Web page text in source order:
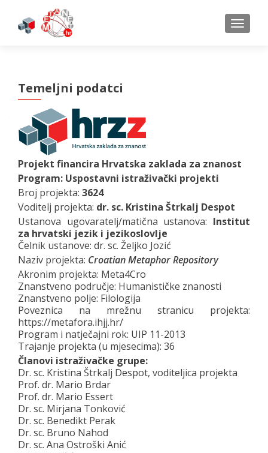
Temeljni podatci
Projekt financira Hrvatska zaklada za znanost
Program: Uspostavni istraživački projekti
Broj projekta: 3624
Voditelj projekta: dr. sc. Kristina Štrkalj Despot
Ustanova ugovaratelj/matična ustanova: Institut
za hrvatski jezik i jezikoslovlje
Čelnik ustanove: dr. sc. Željko Jozić
Naziv projekta: Croatian Metaphor Repository
Akronim projekta: Meta4Cro
Znanstveno područje: Humanističke znanosti
Znanstveno polje: Filologija
Poveznica na mrežnu stranicu projekta:
https://metafora.ihjj.hr/
Program i natječajni rok: UIP 11-2013
Trajanje projekta (u mjesecima): 36
Članovi istraživačke grupe:
Dr. sc. Kristina Štrkalj Despot, voditeljica projekta
Prof. dr. Mario Brdar
Prof. dr. Mario Essert
Dr. sc. Mirjana Tonković
Dr. sc. Benedikt Perak
Dr. sc. Bruno Nahod
Dr. sc. Ana Ostroški Anić